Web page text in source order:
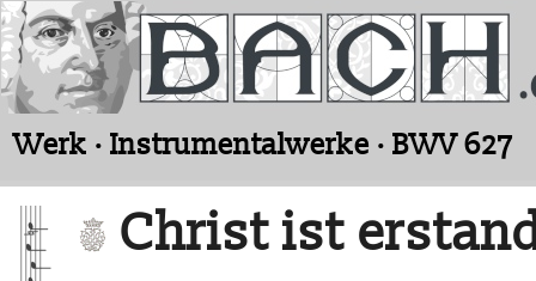
Werk · Instrumentalwerke · BWV 627
Christ ist